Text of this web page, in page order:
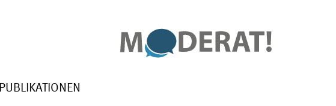
PUBLIKATIONEN